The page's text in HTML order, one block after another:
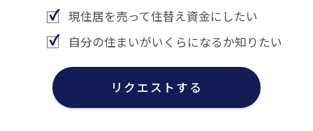
現住居を売って住替え資金にしたい
自分の住まいがいくらになるか知りたい
リクエストする